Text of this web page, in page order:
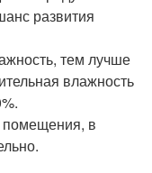
развития
тем лучше
влажность
помещения, в